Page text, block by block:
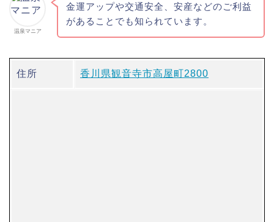
温泉マニア
金運アップや交通安全、安産などのご利益
があることでも知られています。
住所 香川県観音寺市高屋町2800